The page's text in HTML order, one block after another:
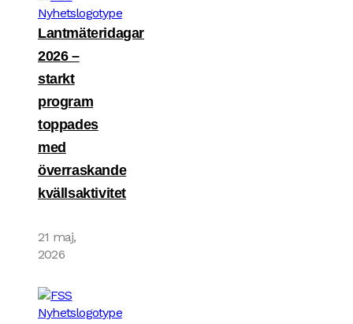
Lantmäteridagar
2026 –
starkt
program
toppades
med
överraskande
kvällsaktivitet
21 maj,
2026